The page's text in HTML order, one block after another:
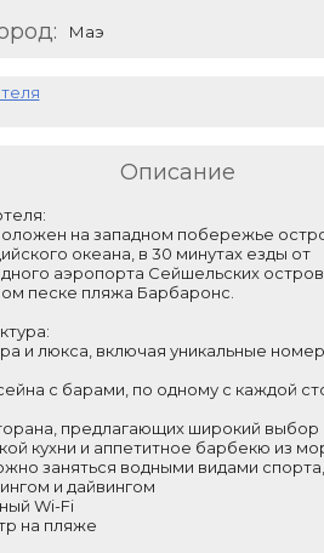
Маэ
Описание
на западном побережье
океана, в 30 минутах езды от
аэропорта Сейшельских
песке пляжа Барбаронс.
и люкса, включая уникальные
с барами, по одному с каждой
предлагающих широкий выбор
кухни и аппетитное барбекю из
заняться водными видами спорта,
и дайвингом
Wi-Fi
на пляже